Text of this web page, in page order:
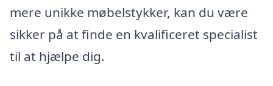
mere unikke møbelstykker, kan du være
sikker på at finde en kvalificeret specialist
til at hjælpe dig.